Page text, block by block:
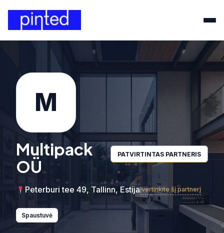
M
Multipack
OÜ
PATVIRTINTAS PARTNERIS
Peterburi tee 49, Tallinn, EstijaĮvertinkite šį partnerį
Spaustuvė